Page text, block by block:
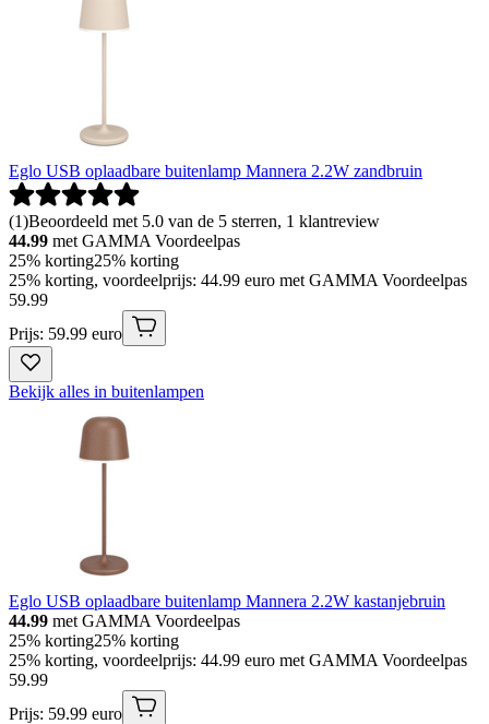
Eglo USB oplaadbare buitenlamp Mannera 2.2W zandbruin
(1)Beoordeeld met 5.0 van de 5 sterren, 1 klantreview
44.99 met GAMMA Voordeelpas
25% korting25% korting
25% korting, voordeelprijs: 44.99 euro met GAMMA Voordeelpas
59.99
Prijs: 59.99 euro
Bekijk alles in buitenlampen
Eglo USB oplaadbare buitenlamp Mannera 2.2W kastanjebruin
44.99 met GAMMA Voordeelpas
25% korting25% korting
25% korting, voordeelprijs: 44.99 euro met GAMMA Voordeelpas
59.99
Prijs: 59.99 euro